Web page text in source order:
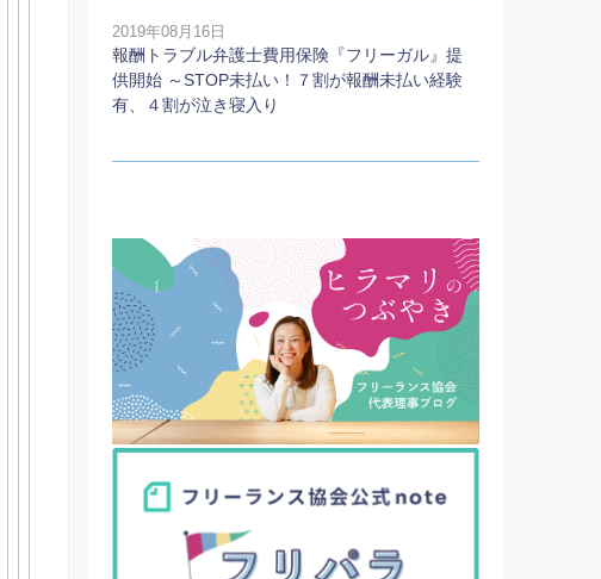
2019年08月16日
報酬トラブル弁護士費用保険『フリーガル』提
供開始 ～STOP未払い！７割が報酬未払い経験
有、４割が泣き寝入り